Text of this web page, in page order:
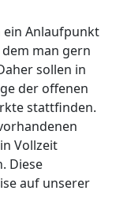
ein Anlaufpunkt
man gern
sollen in
der offenen
stattfinden.
Vollzeit
Diese
auf unserer